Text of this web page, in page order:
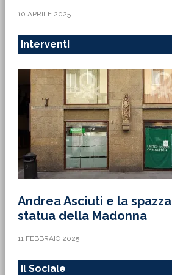
10 APRILE 2025
Interventi
Andrea Asciuti e la
statua della Madonna
11 FEBBRAIO 2025
Il Sociale